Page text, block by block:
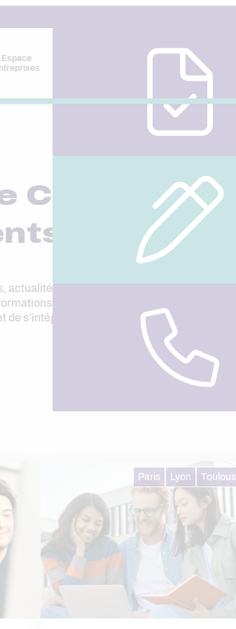
Espace
et évolutions dans le monde
en alternance, reconnues par l’État
s’intégrer efficacement sur le marché de
Paris Lyon